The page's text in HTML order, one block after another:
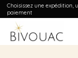
Choisissez une
paiement